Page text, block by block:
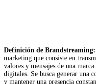
Definición de Brandstreaming:
marketing que consiste en
valores y mensajes de una
digitales. Se busca generar una
y mantener una presencia